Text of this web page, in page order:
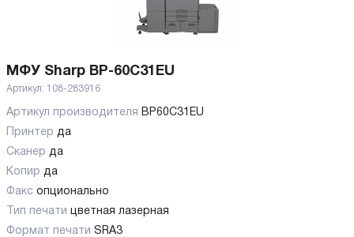
МФУ Sharp BP-60C31EU
Артикул: 108-283916
Артикул производителя BP60C31EU
Принтер да
Сканер да
Копир да
Факс опционально
Тип печати цветная лазерная
Формат печати SRA3